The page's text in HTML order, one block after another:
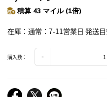
積算 43 マイル (1倍)
在庫 通常：7-11営業日 発送
購入数：